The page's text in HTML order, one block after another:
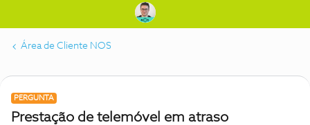
Área de Cliente NOS
PERGUNTA
Prestação de telemóvel em atraso